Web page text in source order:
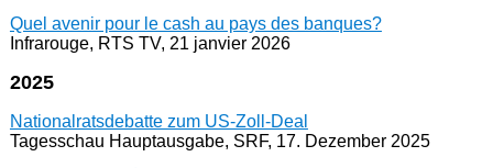
Quel avenir pour le cash au pays des banques?
Infrarouge, RTS TV, 21 janvier 2026
2025
Nationalratsdebatte zum US-Zoll-Deal
Tagesschau Hauptausgabe, SRF, 17. Dezember 2025